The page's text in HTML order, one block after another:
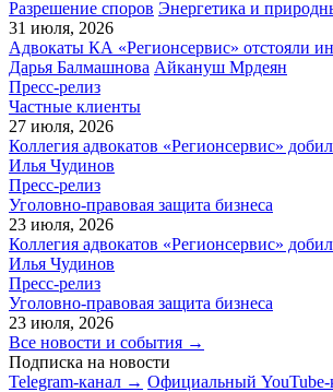
Разрешение споров Энергетика и
31 июля, 2026
Адвокаты КА «Регионсервис» отстояли
Дарья Балмашнова Айкануш Мрдеян
Пресс-релиз
Частные клиенты
27 июля, 2026
Коллегия адвокатов «Регионсервис»
Илья Чудинов
Пресс-релиз
Уголовно-правовая защита бизнеса
23 июля, 2026
Коллегия адвокатов «Регионсервис»
Илья Чудинов
Пресс-релиз
Уголовно-правовая защита бизнеса
23 июля, 2026
Все новости и события →
Подписка на новости
Telegram-канал → Официальный